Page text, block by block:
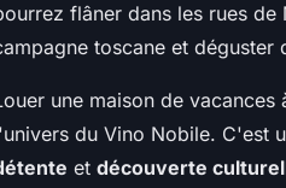
flâner dans les rues
toscane et déguster
une maison de
du Vino Nobile. C'est
et découverte